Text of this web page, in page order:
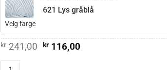
Velg farge
621 Lys gråblå
kr241,00 Opprinnelig
kr116,00Nåværende
Salty T-Skjorte quantity